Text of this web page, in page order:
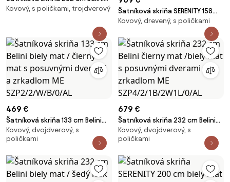
čierny mat s posuvnými
Kovový, s poličkami, trojdverový
Šatníková skriňa SERENITY 158
cm dub sonoma mat MBP
SERENITY SZP7/0/B/DS/0/HIAL
Kovový, drevený, s poličkami
469 €
Šatníková skriňa 133 cm Belini
biely mat / čierny mat s
posuvnými dverami a zrkadlom
Kovový, dvojdverový, s
poličkami
679 €
Šatníková skriňa 232 cm Belini
čierny mat /biely mat s
posuvnými dverami a zrkadlom
Kovový, dvojdverový, s
poličkami